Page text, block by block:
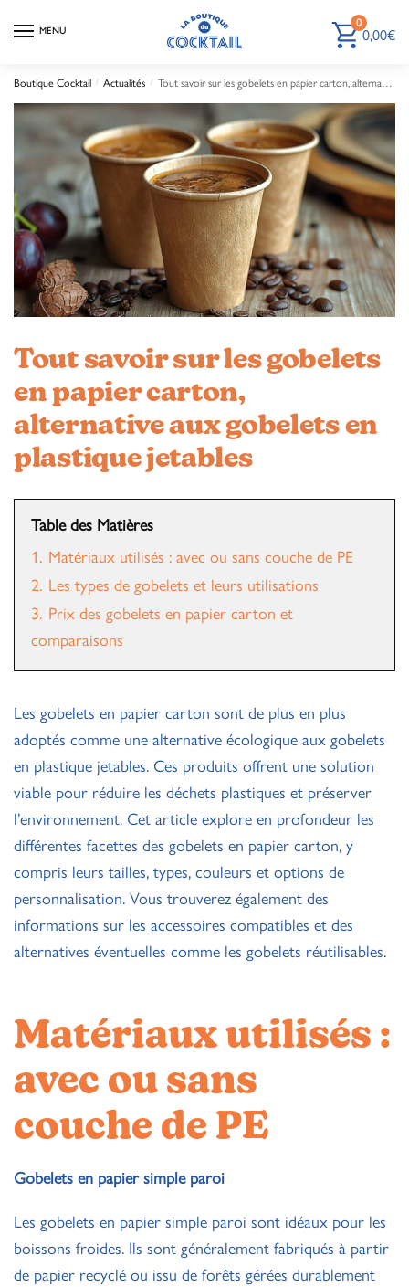
MENU
0
0,00€
Boutique Cocktail / Actualités / Tout savoir sur les gobelets en papier carton, alternative aux gobelets en plastique jetables
Tout savoir sur les gobelets
en papier carton,
alternative aux gobelets en
plastique jetables
Table des Matières
1. Matériaux utilisés : avec ou sans couche de PE
2. Les types de gobelets et leurs utilisations
3. Prix des gobelets en papier carton et
comparaisons
Les gobelets en papier carton sont de plus en plus
adoptés comme une alternative écologique aux gobelets
en plastique jetables. Ces produits offrent une solution
viable pour réduire les déchets plastiques et préserver
l’environnement. Cet article explore en profondeur les
différentes facettes des gobelets en papier carton, y
compris leurs tailles, types, couleurs et options de
personnalisation. Vous trouverez également des
informations sur les accessoires compatibles et des
alternatives éventuelles comme les gobelets réutilisables.
Matériaux utilisés :
avec ou sans
couche de PE
Gobelets en papier simple paroi
Les gobelets en papier simple paroi sont idéaux pour les
boissons froides. Ils sont généralement fabriqués à partir
de papier recyclé ou issu de forêts gérées durablement